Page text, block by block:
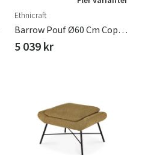
Ethnicraft
Barrow Pouf Ø60 Cm Copper
5 039 kr